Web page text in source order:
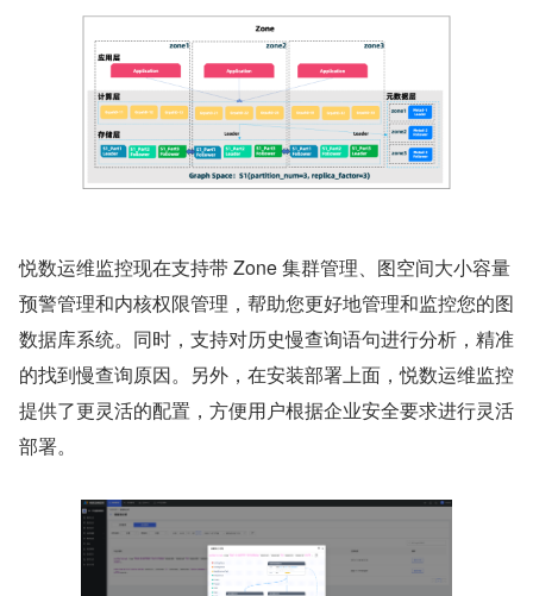
悦数运维监控现在支持带 Zone 集群管理、图空间大小容量
预警管理和内核权限管理，帮助您更好地管理和监控您的图
数据库系统。同时，支持对历史慢查询语句进行分析，精准
的找到慢查询原因。另外，在安装部署上面，悦数运维监控
提供了更灵活的配置，方便用户根据企业安全要求进行灵活
部署。